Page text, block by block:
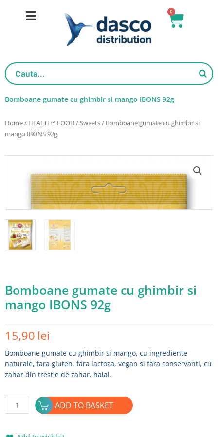
0
Basket
Bomboane gumate cu ghimbir si mango IBONS 92g
Home/ HEALTHY FOOD/Sweets/ Bomboane gumate cu ghimbir si
mango IBONS 92g
Bomboane gumate cu ghimbir si
mango IBONS 92g
15,90 lei
Bomboane gumate cu ghimbir si mango, cu ingrediente
naturale, fara gluten, fara lactoza, vegan si fara conservanti, cu
zahar din trestie de zahar, halal.
Bomboane
gumate
ghimbir
ADD TO BASKET